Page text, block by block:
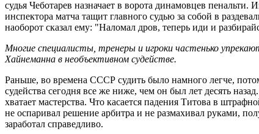
судья Чеботарев назначает в ворота динамовцев
инспектора матча тащит главного судью за собой в
наоборот сказал ему: "Наломал дров, теперь иди и
Многие специалисты, тренеры и игроки частенько
Хайнеманна в необъективном судействе.
Раньше, во времена СССР судить было намного легче,
судейства сегодня все же ниже, чем он был лет десять
хватает мастерства. Что касается падения Титова в
не оспаривал решение арбитра и не размахивал руками,
заработал справедливо.